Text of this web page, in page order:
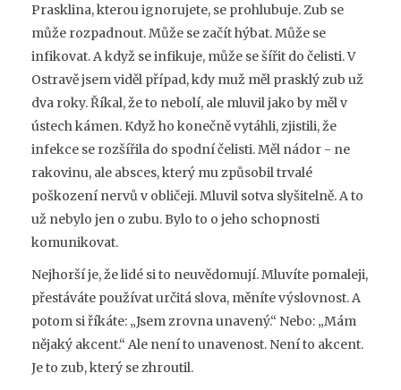
Prasklina, kterou ignorujete, se prohlubuje. Zub se
může rozpadnout. Může se začít hýbat. Může se
infikovat. A když se infikuje, může se šířit do čelisti. V
Ostravě jsem viděl případ, kdy muž měl prasklý zub už
dva roky. Říkal, že to nebolí, ale mluvil jako by měl v
ústech kámen. Když ho konečně vytáhli, zjistili, že
infekce se rozšířila do spodní čelisti. Měl nádor - ne
rakovinu, ale absces, který mu způsobil trvalé
poškození nervů v obličeji. Mluvil sotva slyšitelně. A to
už nebylo jen o zubu. Bylo to o jeho schopnosti
komunikovat.
Nejhorší je, že lidé si to neuvědomují. Mluvíte pomaleji,
přestáváte používat určitá slova, měníte výslovnost. A
potom si říkáte: „Jsem zrovna unavený.“ Nebo: „Mám
nějaký akcent.“ Ale není to unavenost. Není to akcent.
Je to zub, který se zhroutil.